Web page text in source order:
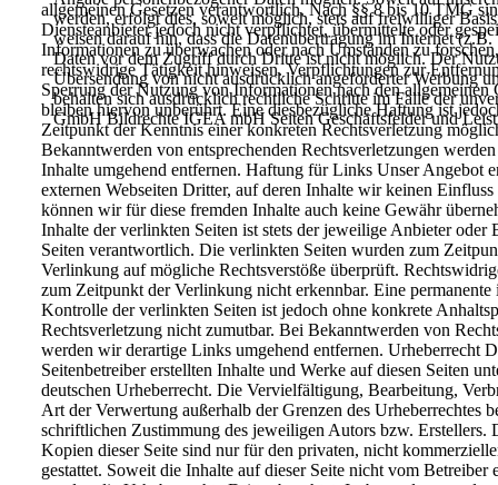
werden, erfolgt dies, soweit möglich, stets auf freiwilliger
weisen darauf hin, dass die Datenübertragung im Internet (z.B.
Daten vor dem Zugriff durch Dritte ist nicht möglich. Der
Übersendung von nicht ausdrücklich angeforderter Werbung
behalten sich ausdrücklich rechtliche Schritte im Falle der
GmbH Bildrechte IGEA mbHSeiten Geschäftsfelder und
allgemeinen Gesetzenverantwortlich. Nach §§ 8 bis 10 TMG
Diensteanbieter jedoch nichtverpflichtet, übermittelte oder
Informationen zuüberwachen oder nach Umständen zu forschen,
rechtswidrigeTätigkeit hinweisen. Verpflichtungen zur
Sperrung der Nutzungvon Informationen nach den allgemeinen
bleiben hiervon unberührt.Eine diesbezügliche Haftung ist
Zeitpunkt der Kenntnis einerkonkreten Rechtsverletzung
Bekanntwerden von entsprechenden Rechtsverletzungen
Inhalte umgehend entfernen. Haftung für Links Unser Angebot
externen Webseiten Dritter, auf deren Inhalte wirkeinen Einfluss
können wir für diese fremden Inhalte auch keine Gewähr
Inhalte der verlinkten Seiten ist stets der jeweilige Anbieter oder
Seiten verantwortlich. Die verlinkten Seiten wurden zum
Verlinkung auf mögliche Rechtsverstöße überprüft.
zum Zeitpunkt der Verlinkung nicht erkennbar. Eine permanente
Kontrolle der verlinkten Seiten ist jedoch ohne konkrete
Rechtsverletzung nicht zumutbar. Bei Bekanntwerden von
werden wir derartige Links umgehend entfernen. Urheberrecht
Seitenbetreiber erstellten Inhalte und Werke auf diesen Seiten
deutschen Urheberrecht. Die Vervielfältigung, Bearbeitung,
Art der Verwertung außerhalb der Grenzen des Urheberrechtes
schriftlichen Zustimmung des jeweiligen Autors bzw. Erstellers.
Kopien dieser Seite sind nur für den privaten, nicht
gestattet. Soweit die Inhalte auf dieser Seite nicht vom Betreiber